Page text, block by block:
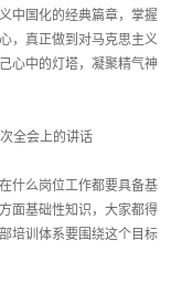
中国化的经典篇章，掌握
，真正做到对马克思主义
心中的灯塔，凝聚精气神
全会上的讲话
什么岗位工作都要具备基
面基础性知识，大家都得
培训体系要围绕这个目标